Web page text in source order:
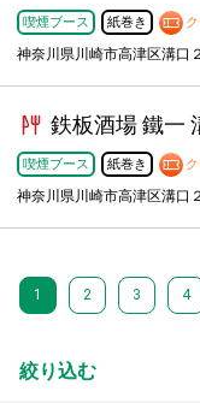
喫煙ブース 紙巻き
神奈川県川崎市高津区溝口
鉄板酒場 鐵一
喫煙ブース 紙巻き
神奈川県川崎市高津区溝口
1 2 3 4
絞り込む